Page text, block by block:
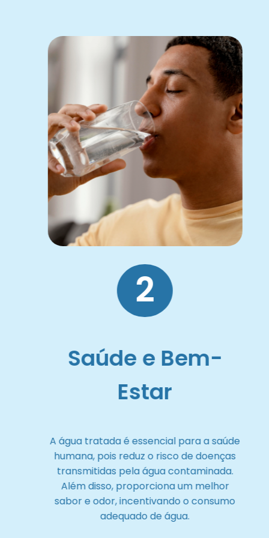
2
Saúde e Bem-
Estar
A água tratada é essencial para a saúde
humana, pois reduz o risco de doenças
transmitidas pela água contaminada.
Além disso, proporciona um melhor
sabor e odor, incentivando o consumo
adequado de água.